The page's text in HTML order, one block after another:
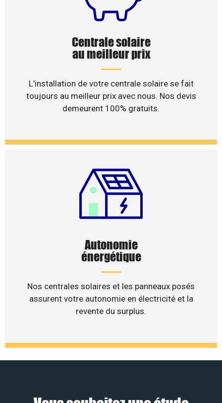
Centrale solaire
au meilleur prix
L’installation de votre centrale solaire se fait
toujours au meilleur prix avec nous. Nos devis
demeurent 100% gratuits.
Autonomie
énergétique
Nos centrales solaires et les panneaux posés
assurent votre autonomie en électricité et la
revente du surplus.